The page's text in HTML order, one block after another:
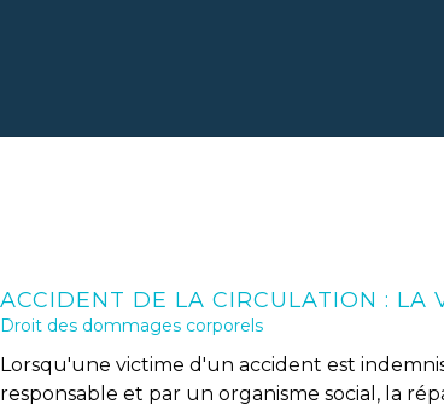
Droit des dommages corporels
Lorsqu'une victime d'un accident est
responsable et par un organisme social, la